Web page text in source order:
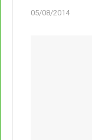
05/08/2014